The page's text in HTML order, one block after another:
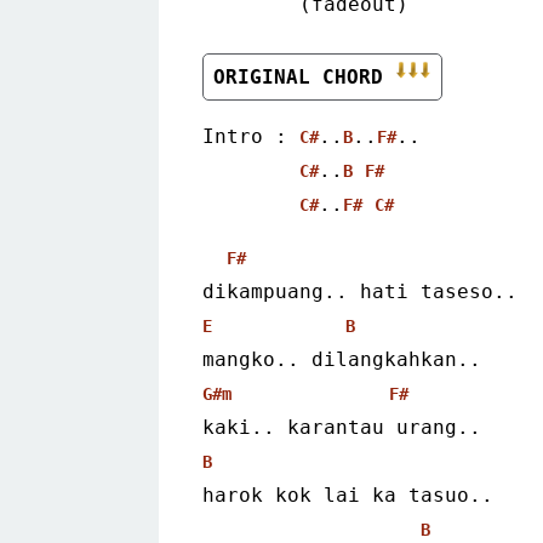
ORIGINAL CHORD
Intro : C#.. B.. F#..
C#.. B
F#
C#.. F# C#
F#
dikampuang.. hati taseso..
E B
mangko.. dilangkahkan..
G#m F#
kaki.. karantau urang..
B
harok kok lai ka tasuo..
B